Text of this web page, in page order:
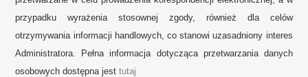
przypadku wyrażenia stosownej zgody, również dla celów
otrzymywania informacji handlowych, co stanowi uzasadniony interes
Administratora. Pełna informacja dotycząca przetwarzania danych
osobowych dostępna jesttutaj